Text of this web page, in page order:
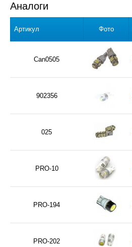
Аналоги
Артикул Фото
Can0505
902356
025
PRO-10
PRO-194
PRO-202